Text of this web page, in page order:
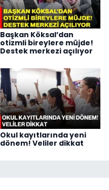
Başkan Köksal’dan
otizmli bireylere müjde!
Destek merkezi açılıyor
Okul kayıtlarında yeni
dönem! Veliler dikkat